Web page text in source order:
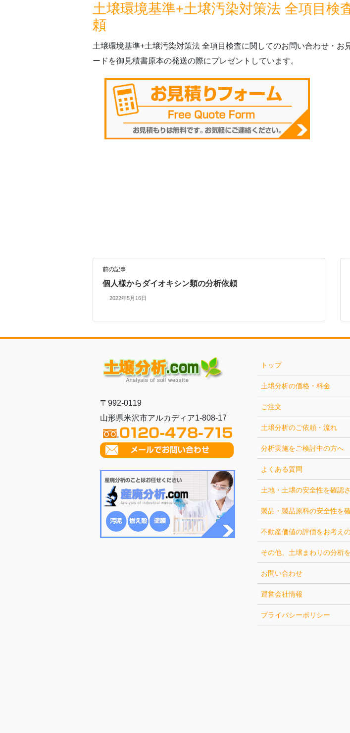
土壌環境基準+土壌汚染対策法 全項目
頼
土壌環境基準+土壌汚染対策法 全項目検査に関してのお問い合わせ・
ードを御見積書原本の発送の際にプレゼントしています。
前の記事
個人様からダイオキシン類の分析依頼
2022年5月16日
〒992-0119
山形県米沢市アルカディア1-808-17
トップ
土壌分析の価格・料金
ご注文
土壌分析のご依頼・流れ
分析実施をご検討中の方へ
よくある質問
土地・土壌の安全性を確認
製品・製品原料の安全性を
不動産価値の評価をお考え
その他、土壌まわりの分析
お問い合わせ
運営会社情報
プライバシーポリシー